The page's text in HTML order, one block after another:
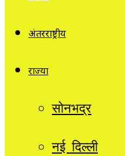
अंतरराष्ट्रीय
राज्यों
सोनभद्र
नई दिल्ली